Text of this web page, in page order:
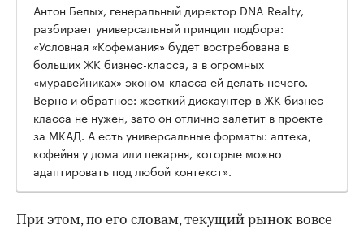
Антон Белых, генеральный директор DNA Realty,
разбирает универсальный принцип подбора:
«Условная «Кофемания» будет востребована в
больших ЖК бизнес-класса, а в огромных
«муравейниках» эконом-класса ей делать нечего.
Верно и обратное: жесткий дискаунтер в ЖК бизнес-
класса не нужен, зато он отлично залетит в проекте
за МКАД. А есть универсальные форматы: аптека,
кофейня у дома или пекарня, которые можно
адаптировать под любой контекст».
При этом, по его словам, текущий рынок вовсе